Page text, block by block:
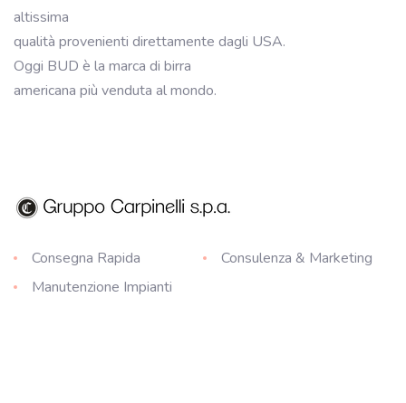
altissima
qualità provenienti direttamente dagli USA.
Oggi BUD è la marca di birra
americana più venduta al mondo.
Consegna Rapida
Consulenza & Marketing
Manutenzione Impianti